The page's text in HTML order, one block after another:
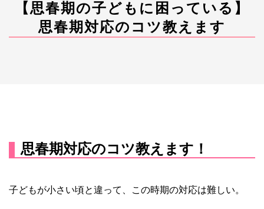
【思春期の子どもに困っている】
思春期対応のコツ教えます
思春期対応のコツ教えます！
子どもが小さい頃と違って、この時期の対応は難しい。